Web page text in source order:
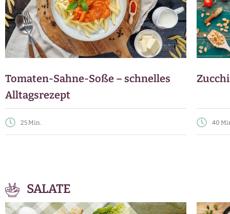
Tomaten-Sahne-Soße – schnelles
Alltagsrezept
25 Min. 40
SALATE